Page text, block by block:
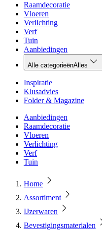
Raamdecoratie
Vloeren
Verlichting
Verf
Tuin
Aanbiedingen
Alle categorieënAlles
Inspiratie
Klusadvies
Folder & Magazine
Aanbiedingen
Raamdecoratie
Vloeren
Verlichting
Verf
Tuin
Home
Assortiment
IJzerwaren
Bevestigingsmaterialen